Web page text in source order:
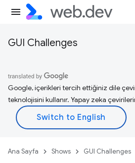
GUI Challenges
Google, içerikleri tercih ettiğiniz dile
teknolojisini kullanır. Yapay zeka
Ana Sayfa Shows GUI Challenges